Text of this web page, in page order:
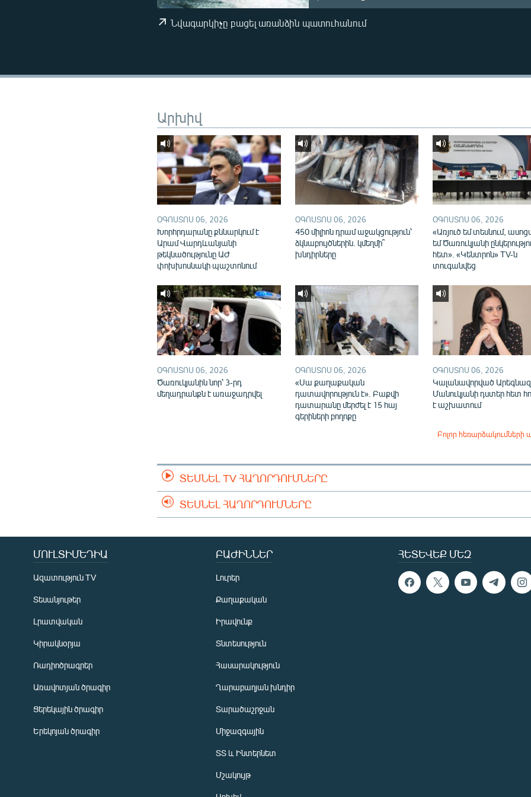
Նվագարկիչը բացել առանձին պատուհանում
Արխիվ
ՕԳՈՍՏՈՍ 06, 2026
Խորհրդարանը քննարկում է
Արամ Վարդևանյանի
թեկնածությունը ԱԺ
փոխխոսնակի պաշտոնում
ՕԳՈՍՏՈՍ 06, 2026
450 միլիոն դրամ աջակցություն՝
ձկնաբույծներին. կմեղմի՞
խնդիրները
ՕԳՈՍՏՈՍ 06, 2026
«Առյուծ եմ տեսնում,
եմ Ծառուկյանի
հետ». «Կենտրոն» TV-ն
տուգանվեց
ՕԳՈՍՏՈՍ 06, 2026
Ծառուկյանին նոր՝ 3-րդ
մեղադրանքն է առաջադրվել
ՕԳՈՍՏՈՍ 06, 2026
«Սա քաղաքական
դատավորություն է». Բաքվի
դատարանը մերժել է 15 հայ
գերիների բողոքը
ՕԳՈՍՏՈՍ 06, 2026
Կալանավորված Արեգնազ
Մանուկյանի դստեր հետ
է աշխատում
Բոլոր հեռարձակումների
ՏԵՍՆԵԼ TV ՀԱՂՈՐԴՈՒՄՆԵՐԸ
ՏԵՍՆԵԼ ՀԱՂՈՐԴՈՒՄՆԵՐԸ
ՀԵՏԵՎԵՔ ՄԵԶ
ՄՈՒԼՏԻՄԵԴԻԱ
Ազատություն TV
Տեսանյութեր
Լրատվական
Կիրակնօրյա
Ռադիոծրագրեր
Առավոտյան ծրագիր
Ցերեկային ծրագիր
Երեկոյան ծրագիր
ԲԱԺԻՆՆԵՐ
Լուրեր
Քաղաքական
Իրավունք
Տնտեսություն
Հասարակություն
Ղարաբաղյան խնդիր
Տարածաշրջան
Միջազգային
ՏՏ և Ինտերնետ
Մշակույթ